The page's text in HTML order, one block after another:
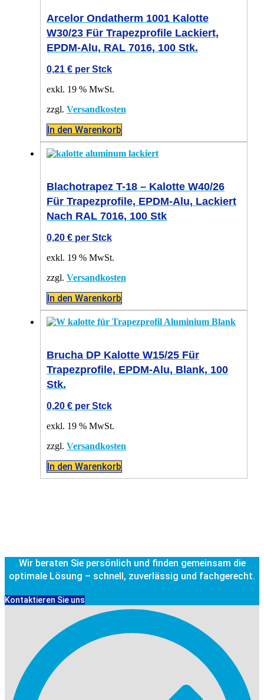
Arcelor Ondatherm 1001 Kalotte
W30/23 Für Trapezprofile Lackiert,
EPDM-Alu, RAL 7016, 100 Stk.
0,21 € per Stck
exkl. 19 % MwSt.
zzgl. Versandkosten
In den Warenkorb
Blachotrapez T-18 – Kalotte W40/26
Für Trapezprofile, EPDM-Alu, Lackiert
Nach RAL 7016, 100 Stk
0,20 € per Stck
exkl. 19 % MwSt.
zzgl. Versandkosten
In den Warenkorb
Brucha DP Kalotte W15/25 Für
Trapezprofile, EPDM-Alu, Blank, 100
Stk.
0,20 € per Stck
exkl. 19 % MwSt.
zzgl. Versandkosten
In den Warenkorb
Wir beraten Sie persönlich und finden gemeinsam die
optimale Lösung – schnell, zuverlässig und fachgerecht.
Kontaktieren Sie uns